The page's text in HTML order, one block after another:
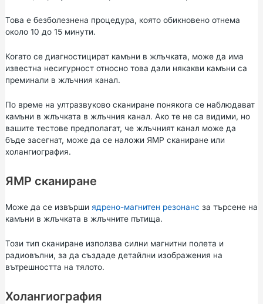
Това е безболезнена процедура, която обикновено отнема
около 10 до 15 минути.
Когато се диагностицират камъни в жлъчката, може да има
известна несигурност относно това дали някакви камъни са
преминали в жлъчния канал.
По време на ултразвуково сканиране понякога се наблюдават
камъни в жлъчката в жлъчния канал. Ако те не са видими, но
вашите тестове предполагат, че жлъчният канал може да
бъде засегнат, може да се наложи ЯМР сканиране или
холангиография.
ЯМР сканиране
Може да се извърши ядрено-магнитен резонанс за търсене на
камъни в жлъчката в жлъчните пътища.
Този тип сканиране използва силни магнитни полета и
радиовълни, за да създаде детайлни изображения на
вътрешността на тялото.
Холангиография